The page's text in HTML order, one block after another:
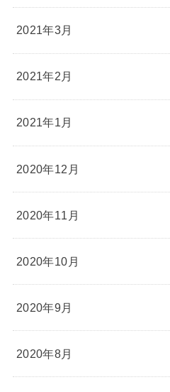
2021年3月
2021年2月
2021年1月
2020年12月
2020年11月
2020年10月
2020年9月
2020年8月